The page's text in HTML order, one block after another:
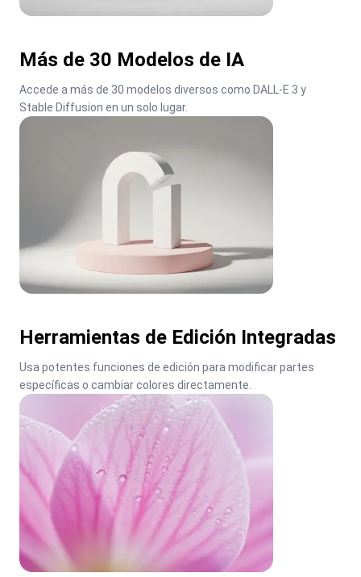
Más de 30 Modelos de IA
Accede a más de 30 modelos diversos como DALL-E 3 y
Stable Diffusion en un solo lugar.
Herramientas de Edición Integradas
Usa potentes funciones de edición para modificar partes
específicas o cambiar colores directamente.